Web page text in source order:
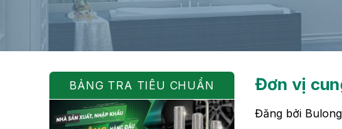
Đơn vị
Đăng bởi
BẢNG TRA TIÊU CHUẨN